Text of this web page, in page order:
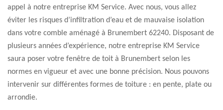
appel à notre entreprise KM Service. Avec nous, vous allez
éviter les risques d’infiltration d’eau et de mauvaise isolation
dans votre comble aménagé à Brunembert 62240. Disposant de
plusieurs années d’expérience, notre entreprise KM Service
saura poser votre fenêtre de toit à Brunembert selon les
normes en vigueur et avec une bonne précision. Nous pouvons
intervenir sur différentes formes de toiture : en pente, plate ou
arrondie.